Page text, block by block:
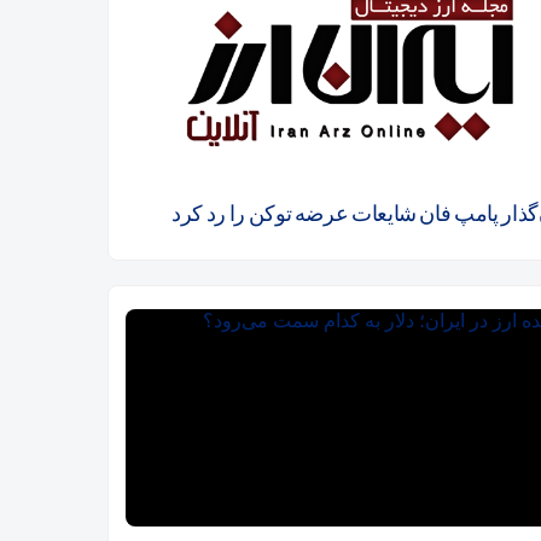
پامپ فان شایعات عرضه توکن را رد کرد